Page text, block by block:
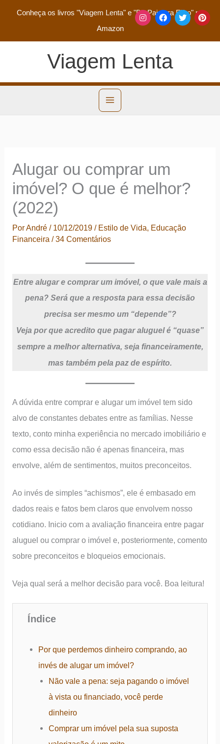
Conheça os livros "Viagem Lenta" e "De Pai para Filho"na
Amazon
Viagem Lenta
Alugar ou comprar um
imóvel? O que é melhor?
(2022)
PorAndré/ 10/12/2019/ Estilo de Vida, Educação
Financeira /34 Comentários
Entre alugar e comprar um imóvel, o que vale mais a
pena? Será que a resposta para essa decisão
precisa ser mesmo um “depende”?
Veja por que acredito que pagar aluguel é “quase”
sempre a melhor alternativa, seja financeiramente,
mas também pela paz de espírito.
A dúvida entre comprar e alugar um imóvel tem sido
alvo de constantes debates entre as famílias. Nesse
texto, conto minha experiência no mercado imobiliário e
como essa decisão não é apenas financeira, mas
envolve, além de sentimentos, muitos preconceitos.
Ao invés de simples “achismos”, ele é embasado em
dados reais e fatos bem claros que envolvem nosso
cotidiano. Inicio com a avaliação financeira entre pagar
aluguel ou comprar o imóvel e, posteriormente, comento
sobre preconceitos e bloqueios emocionais.
Veja qual será a melhor decisão para você. Boa leitura!
Índice
Por que perdemos dinheiro comprando, ao
invés de alugar um imóvel?
Não vale a pena: seja pagando o imóvel
à vista ou financiado, você perde
dinheiro
Comprar um imóvel pela sua suposta